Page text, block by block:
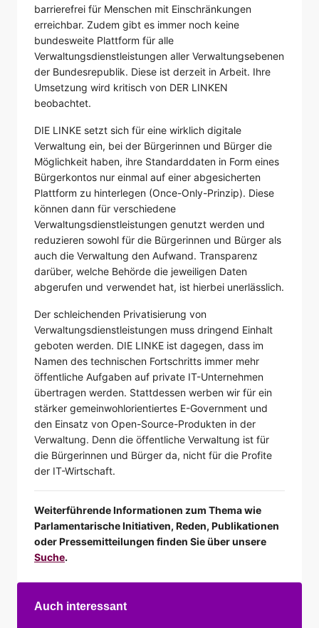
barrierefrei für Menschen mit Einschränkungen
erreichbar. Zudem gibt es immer noch keine
bundesweite Plattform für alle
Verwaltungsdienstleistungen aller Verwaltungsebenen
der Bundesrepublik. Diese ist derzeit in Arbeit. Ihre
Umsetzung wird kritisch von DER LINKEN
beobachtet.
DIE LINKE setzt sich für eine wirklich digitale
Verwaltung ein, bei der Bürgerinnen und Bürger die
Möglichkeit haben, ihre Standarddaten in Form eines
Bürgerkontos nur einmal auf einer abgesicherten
Plattform zu hinterlegen (Once-Only-Prinzip). Diese
können dann für verschiedene
Verwaltungsdienstleistungen genutzt werden und
reduzieren sowohl für die Bürgerinnen und Bürger als
auch die Verwaltung den Aufwand. Transparenz
darüber, welche Behörde die jeweiligen Daten
abgerufen und verwendet hat, ist hierbei unerlässlich.
Der schleichenden Privatisierung von
Verwaltungsdienstleistungen muss dringend Einhalt
geboten werden. DIE LINKE ist dagegen, dass im
Namen des technischen Fortschritts immer mehr
öffentliche Aufgaben auf private IT-Unternehmen
übertragen werden. Stattdessen werben wir für ein
stärker gemeinwohlorientiertes E-Government und
den Einsatz von Open-Source-Produkten in der
Verwaltung. Denn die öffentliche Verwaltung ist für
die Bürgerinnen und Bürger da, nicht für die Profite
der IT-Wirtschaft.
Weiterführende Informationen zum Thema wie
Parlamentarische Initiativen, Reden, Publikationen
oder Pressemitteilungen finden Sie über unsere
Suche.
Auch interessant